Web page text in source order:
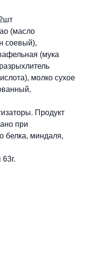
(масло
соевый),
(мука
молко сухое
Продукт
при
белка, миндаля,